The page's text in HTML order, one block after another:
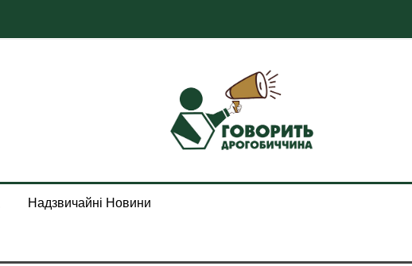
Надзвичайні Новини